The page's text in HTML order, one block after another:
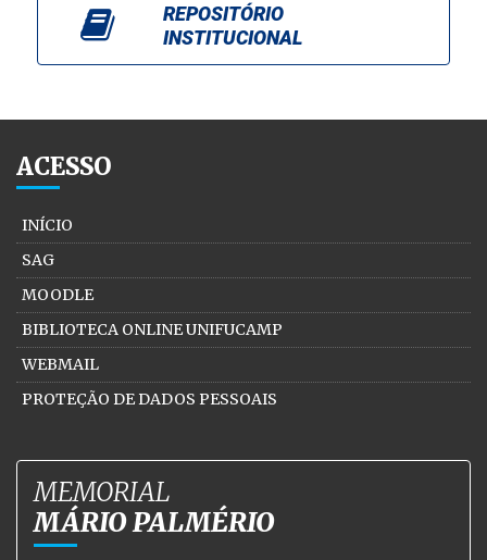
REPOSITÓRIO
INSTITUCIONAL
ACESSO
INÍCIO
SAG
MOODLE
BIBLIOTECA ONLINE UNIFUCAMP
WEBMAIL
PROTEÇÃO DE DADOS PESSOAIS
MEMORIAL
MÁRIO PALMÉRIO